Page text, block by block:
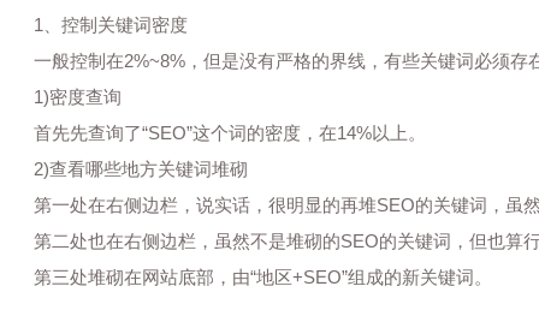
1、控制关键词密度
一般控制在2%~8%，但是没有严格的界线，有些关键词必须存
1)密度查询
首先先查询了“SEO”这个词的密度，在14%以上。
2)查看哪些地方关键词堆砌
第一处在右侧边栏，说实话，很明显的再堆SEO的关键词，虽
第二处也在右侧边栏，虽然不是堆砌的SEO的关键词，但也算
第三处堆砌在网站底部，由“地区+SEO”组成的新关键词。